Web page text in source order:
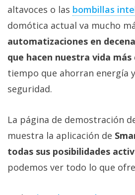
altavoces o las bombillas
domótica actual va mucho
automatizaciones en
que hacen nuestra vida más
tiempo que ahorran energía
seguridad.
La página de demostración
muestra la aplicación de
todas sus posibilidades
podemos ver todo lo que